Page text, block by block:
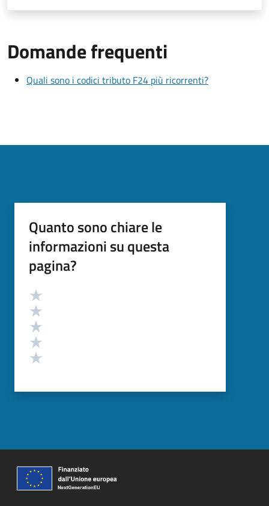
Domande frequenti
Quali sono i codici tributo F24 più ricorrenti?
Quanto sono chiare le
informazioni su questa
pagina?
Valutazione